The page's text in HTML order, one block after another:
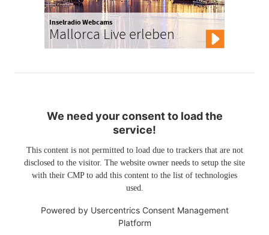
Inselradio Webcams
Mallorca Live erleben
We need your consent to load the
service!
This content is not permitted to load due to trackers that are not
disclosed to the visitor. The website owner needs to setup the site
with their CMP to add this content to the list of technologies
used.
Powered by Usercentrics Consent Management
Platform